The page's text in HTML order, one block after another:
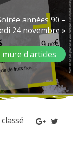
années 90 –
24 novembre »
mure d'articles